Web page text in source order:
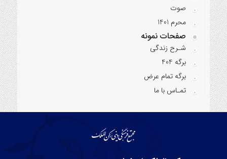
صوت
محرم 1401
صفحات نمونه
شـرح زندگی
برگه 404
برگه تمام عرض
تمـاس با ما